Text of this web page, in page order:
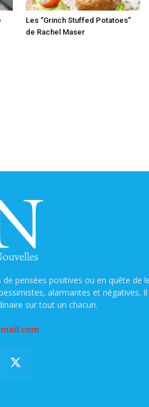
Les “Grinch Stuffed Potatoes”
de Rachel Maser
pensées positives ou en quête de
alarmantes et négatives. Il
sur tout un chacun.